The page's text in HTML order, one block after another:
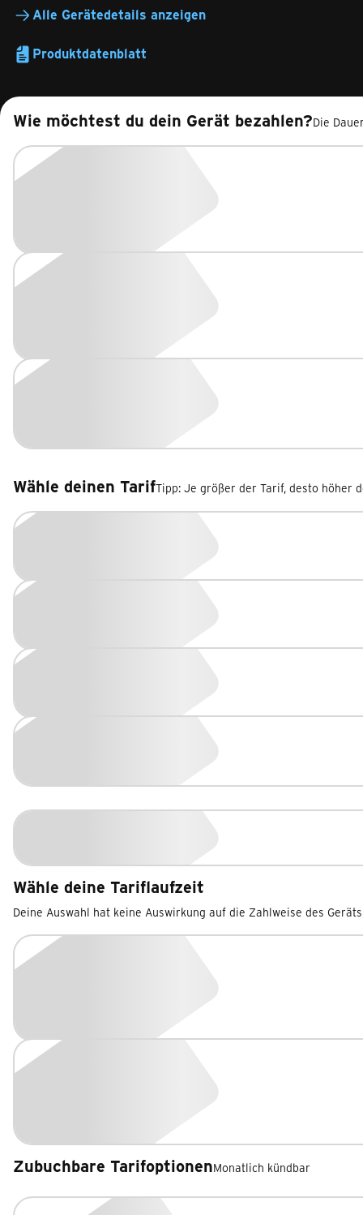
Alle Gerätedetails anzeigen
Produktdatenblatt
Wie möchtest du dein Gerät bezahlen?Die
Wähle deinen TarifTipp: Je größer der Tarif, desto höher
Wähle deine Tariflaufzeit
Deine Auswahl hat keine Auswirkung auf die Zahlweise des Geräts
Zubuchbare TarifoptionenMonatlich kündbar
Zubuchbare Tarifoptionen